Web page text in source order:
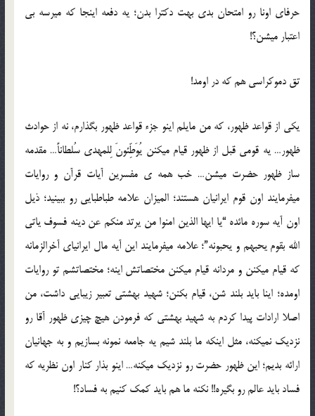
حرفای اونا رو امتحان بدی بهت دکترا بدن؛ یه دفعه اینجا که میرسه بی
اعتبار میشن؟!
تق دموکراسی هم که در اومد!
یکی از قواعد ظهور، که من مایلم اینو جزء قواعد ظهور بگذارم، نه از حوادث
ظهور… یه قومی قبل از ظهور قیام میکنن یُوَطِّئونَ لِلمهدی سُلطاناً… مقدمه
ساز ظهور حضرت میشن… خب همه ی مفسرین آیات قرآن و روایات
میفرمایند اون قوم ایرانیان هستند؛ المیزان علامه طباطبایی رو ببینید؛ ذیل
اون آیه سوره مائده “یا ایها الذین امنوا من یرتد منکم عن دینه فسوف یاتی
الله بقوم یحبهم و یحبونه”؛ علامه میفرمایند این آیه مال ایرانیای آخرالزمانه
که قیام میکنن و مردانه قیام میکنن مختصاتش اینه؛ مختصاتشم تو روایات
اومده؛ اینا باید بلند شن، قیام بکنن؛ شهید بهشتی تعبیر زیبایی داشت، من
اصلا ارادات پیدا کردم به شهید بهشتی که فرمودن هیچ چیزی ظهور آقا رو
نزدیک نمیکنه، مثل اینکه ما بلند شیم یه جامعه نمونه بسازیم و به جهانیان
ارائه بدیم؛ این ظهور حضرت رو نزدیک میکنه… اینو بذار کنار اون نظریه که
فساد باید عالم رو بگیره!! نکنه ما هم باید کمک کنیم به فساد؟!